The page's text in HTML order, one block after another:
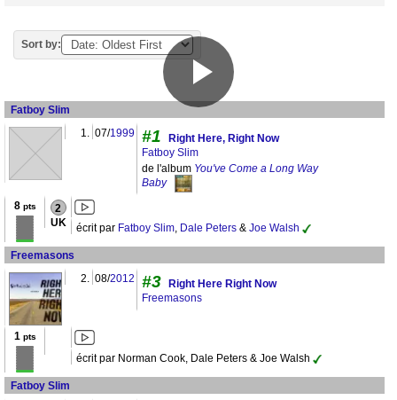
Sort by:
Fatboy Slim
1.
07/1999 #1
Right Here, Right Now
Fatboy Slim
de l'album You've Come a Long Way
Baby
8pts 2
UK écrit par Fatboy Slim, Dale Peters & Joe Walsh
Freemasons
2. 08/2012 #3
Right Here Right Now
Freemasons
1pts
écrit par Norman Cook, Dale Peters & Joe Walsh
Fatboy Slim